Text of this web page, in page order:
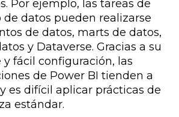
Por ejemplo, las tareas de
de datos pueden realizarse
de datos, marts de datos,
y Dataverse. Gracias a su
y fácil configuración, las
de Power BI tienden a
es difícil aplicar prácticas de
estándar.